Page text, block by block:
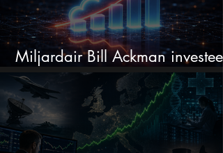
Miljardair Bill Ackman investeert
miljarden in dit techaandeel